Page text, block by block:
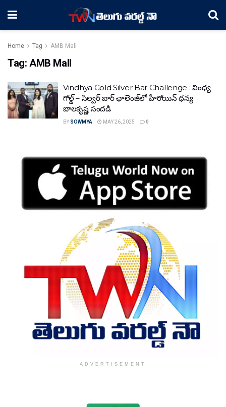
Home Tag AMB Mall
Tag: AMB Mall
Vindhya Gold Silver Bar Challenge : వింధ్య
గోల్డ్ – సిల్వర్ బార్ ఛాలెంజ్‌లో హీరోయిన్ ధ‌న్య
బాల‌కృష్ణ‌ సందడి
BY SOWMYA MAY 26, 2025 0
ADVERTISEMENT